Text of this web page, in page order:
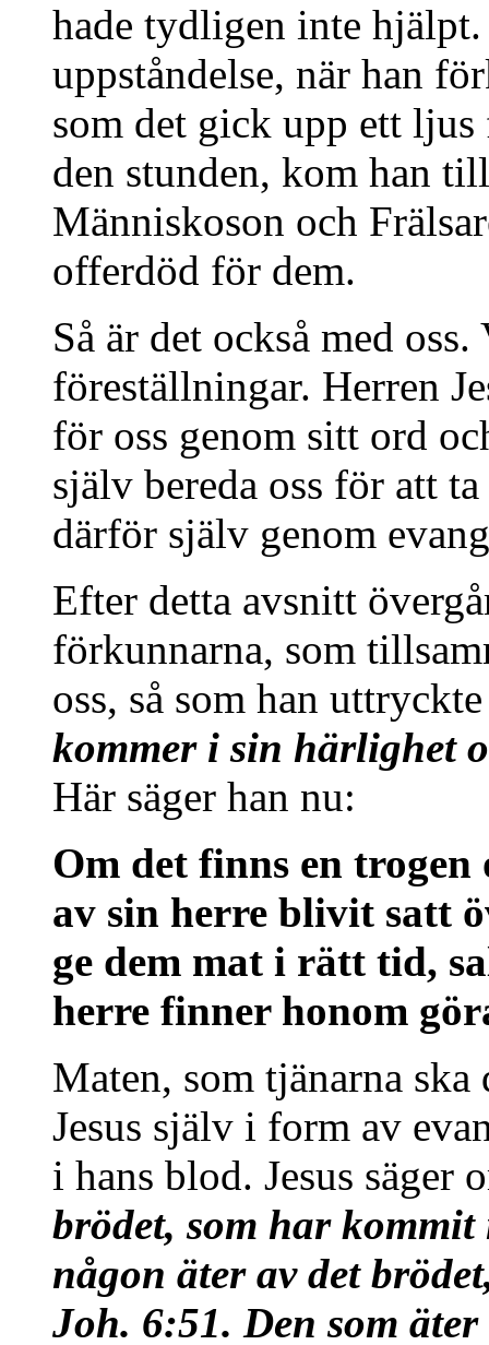
hade tydligen inte
uppståndelse, när han
som det gick upp ett
den stunden, kom han
Människoson och
offerdöd för dem.
Så är det också med
föreställningar. Herren
för oss genom sitt ord
själv bereda oss för att
därför själv genom
Efter detta avsnitt
förkunnarna, som
oss, så som han
kommer i sin härlighet
Här säger han nu:
Om det finns en
av sin herre blivit satt
ge dem mat i rätt tid,
herre finner honom
Maten, som tjänarna
Jesus själv i form av
i hans blod. Jesus säger
brödet, som har
någon äter av det
Joh. 6:51. Den som